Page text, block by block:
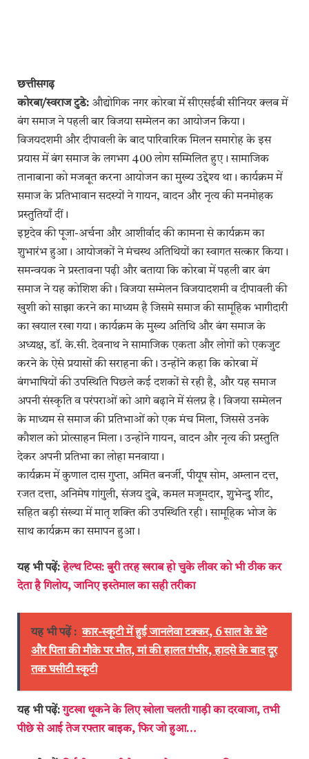
छत्तीसगढ़
कोरबा/स्वराज टुडे: औद्योगिक नगर कोरबा में सीएसईबी सीनियर क्लब में
बंग समाज ने पहली बार विजया सम्मेलन का आयोजन किया।
विजयदशमी और दीपावली के बाद पारिवारिक मिलन समारोह के इस
प्रयास में बंग समाज के लगभग 400 लोग सम्मिलित हुए। सामाजिक
तानाबाना को मजबूत करना आयोजन का मुख्य उद्देश्य था। कार्यक्रम में
समाज के प्रतिभावान सदस्यों ने गायन, वादन और नृत्य की मनमोहक
प्रस्तुतियाँ दीं।
इष्टदेव की पूजा-अर्चना और आशीर्वाद की कामना से कार्यक्रम का
शुभारंभ हुआ। आयोजकों ने मंचस्थ अतिथियों का स्वागत सत्कार किया।
समन्वयक ने प्रस्तावना पढ़ी और बताया कि कोरबा में पहली बार बंग
समाज ने यह कोशिश की। विजया सम्मेलन विजयादशमी व दीपावली की
खुशी को साझा करने का माध्यम है जिसमे समाज की सामूहिक भागीदारी
का खयाल रखा गया। कार्यक्रम के मुख्य अतिथि और बंग समाज के
अध्यक्ष, डॉ. के.सी. देवनाथ ने सामाजिक एकता और लोगों को एकजुट
करने के ऐसे प्रयासों की सराहना की। उन्होंने कहा कि कोरबा में
बंगभाषियों की उपस्थिति पिछले कई दशकों से रही है, और यह समाज
अपनी संस्कृति व परंपराओं को आगे बढ़ाने में संलग्न है। विजया सम्मेलन
के माध्यम से समाज की प्रतिभाओं को एक मंच मिला, जिससे उनके
कौशल को प्रोत्साहन मिला। उन्होंने गायन, वादन और नृत्य की प्रस्तुति
देकर अपनी प्रतिभा का लोहा मनवाया।
कार्यक्रम में कुणाल दास गुप्ता, अमित बनर्जी, पीयूष सोम, अम्लान दत्त,
रजत दत्ता, अनिमेष गांगुली, संजय दुबे, कमल मजूमदार, शुभेन्दु शीट,
सहित बड़ी संख्या में मातृ शक्ति की उपस्थिति रही। सामूहिक भोज के
साथ कार्यक्रम का समापन हुआ।
यह भी पढ़ें:हेल्थ टिप्स: बुरी तरह खराब हो चुके लीवर को भी ठीक कर
देता है गिलोय, जानिए इस्तेमाल का सही तरीका
यह भी पढ़ें : कार-स्कूटी में हुई जानलेवा टक्कर, 6 साल के बेटे
और पिता की मौके पर मौत, मां की हालत गंभीर, हादसे के बाद दूर
तक घसीटी स्कूटी
यह भी पढ़ें:गुटखा थूकने के लिए खोला चलती गाड़ी का दरवाजा, तभी
पीछे से आई तेज रफ्तार बाइक, फिर जो हुआ…